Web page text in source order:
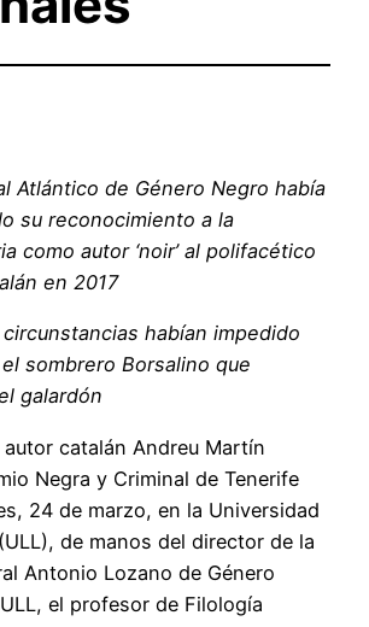
Atlántico de Género Negro había
su reconocimiento a la
como autor ‘noir’ al polifacético
en 2017
habían impedido
sombrero Borsalino que
galardón
catalán Andreu Martín
Negra y Criminal de Tenerife
24 de marzo, en la Universidad
de manos del director de la
Antonio Lozano de Género
el profesor de Filología